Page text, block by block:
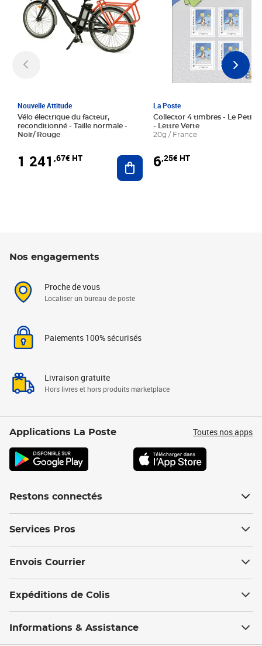
Nouvelle Attitude
Vélo électrique du facteur,
reconditionné - Taille normale -
Noir/ Rouge
1 241 ,67€ HT Ajouter au panier
La Poste
Collector 4 timbres - Le Petit
- Lettre Verte
20g / France
6,25€ HT
Nos engagements
Proche de vous
Localiser un bureau de poste
Paiements 100% sécurisés
Livraison gratuite
Hors livres et hors produits marketplace
Applications La Poste Toutes nos apps
Restons connectés
Services Pros
Envois Courrier
Expéditions de Colis
Informations & Assistance